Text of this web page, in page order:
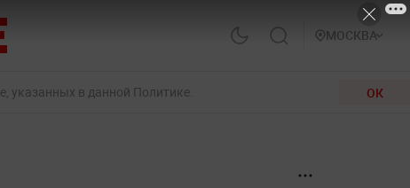
МОСКВА
указанных в данной Политике. ОК